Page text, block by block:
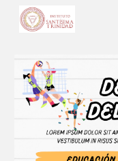
Skip to main content